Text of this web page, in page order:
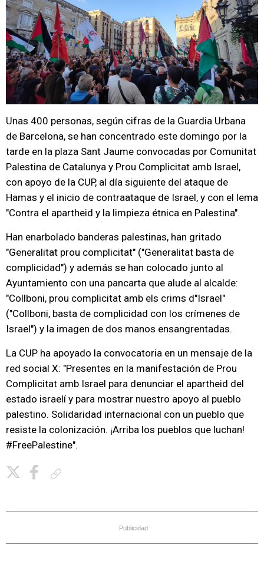
Unas 400 personas, según cifras de la Guardia Urbana
de Barcelona, se han concentrado este domingo por la
tarde en la plaza Sant Jaume convocadas por Comunitat
Palestina de Catalunya y Prou Complicitat amb Israel,
con apoyo de la CUP, al día siguiente del ataque de
Hamas y el inicio de contraataque de Israel, y con el lema
"Contra el apartheid y la limpieza étnica en Palestina".
Han enarbolado banderas palestinas, han gritado
"Generalitat prou complicitat" ("Generalitat basta de
complicidad") y además se han colocado junto al
Ayuntamiento con una pancarta que alude al alcalde:
"Collboni, prou complicitat amb els crims d"Israel"
("Collboni, basta de complicidad con los crímenes de
Israel") y la imagen de dos manos ensangrentadas.
La CUP ha apoyado la convocatoria en un mensaje de la
red social X: "Presentes en la manifestación de Prou
Complicitat amb Israel para denunciar el apartheid del
estado israelí y para mostrar nuestro apoyo al pueblo
palestino. Solidaridad internacional con un pueblo que
resiste la colonización. ¡Arriba los pueblos que luchan!
#FreePalestine".
Publicidad